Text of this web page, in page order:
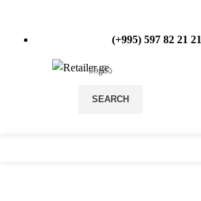
(+995) 597 82 21 21
SEARCH